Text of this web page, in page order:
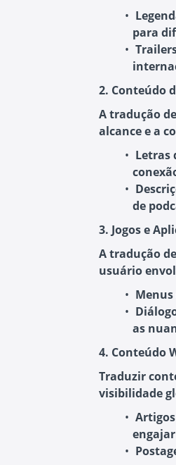
para
2. Conteúdo
A tradução
alcance e a
Letras
de
3. Jogos e
A tradução
usuário
as
4. Conteúdo
Traduzir
visibilidade